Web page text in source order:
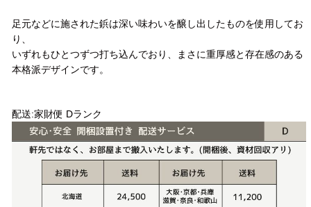
足元などに施された鋲は深い味わいを醸し出したものを使用してお
り、
いずれもひとつずつ打ち込んでおり、まさに重厚感と存在感のある
本格派デザインです。
配送:家財便 Dランク